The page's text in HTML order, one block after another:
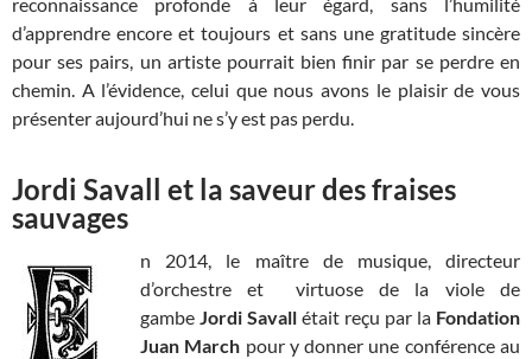
d’apprendre encore et toujours et sans une gratitude sincère
pour ses pairs, un artiste pourrait bien finir par se perdre en
chemin. A l’évidence, celui que nous avons le plaisir de vous
présenter aujourd’hui ne s’y est pas perdu.
Jordi Savall et la saveur des fraises
sauvages
n 2014, le maître de musique, directeur
d’orchestre et virtuose de la viole de
gambe Jordi Savall était reçu par la Fondation
Juan March pour y donner une conférence au